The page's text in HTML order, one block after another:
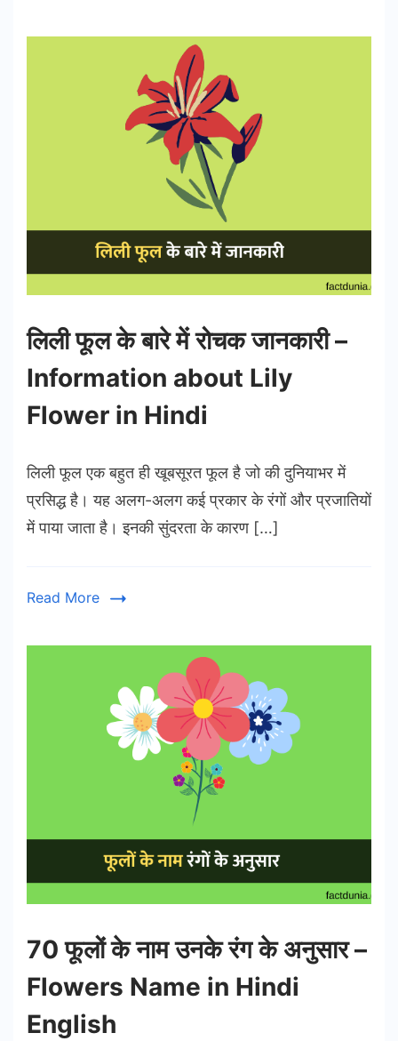
लिली फूल के बारे में रोचक जानकारी –
Information about Lily
Flower in Hindi
लिली फूल एक बहुत ही खूबसूरत फूल है जो की दुनियाभर में
प्रसिद्ध है। यह अलग-अलग कई प्रकार के रंगों और प्रजातियों
में पाया जाता है। इनकी सुंदरता के कारण […]
Read More
70 फूलों के नाम उनके रंग के अनुसार –
Flowers Name in Hindi
English